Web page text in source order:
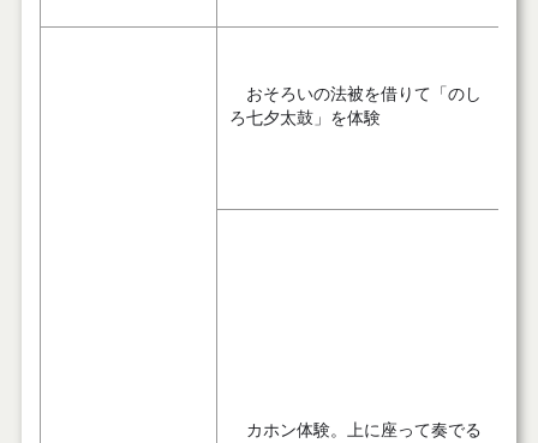
おそろいの法被を借りて「のし
ろ七夕太鼓」を体験
カホン体験。上に座って奏でる